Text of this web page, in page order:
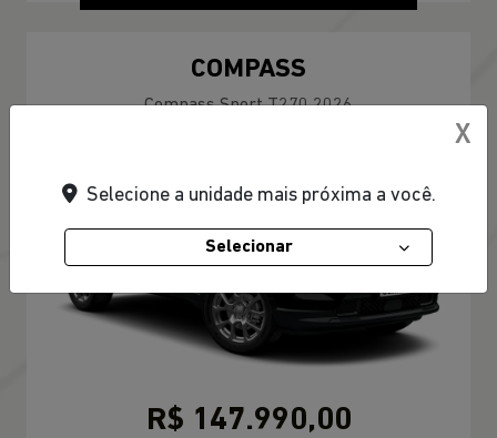
COMPASS
Compass Sport T270 2026
R$ 147.990,00
X
Selecione a unidade mais próxima a você.
Selecionar